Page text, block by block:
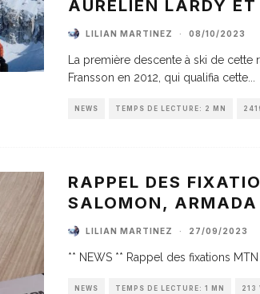
AURÉLIEN LARDY
LILIAN MARTINEZ · 08/10/2023
La première descente à ski de cette
Fransson en 2012, qui qualifia cette...
NEWS TEMPS DE LECTURE: 2 MN
RAPPEL DES
SALOMON,
LILIAN MARTINEZ · 27/09/2023
** NEWS ** Rappel des fixations
NEWS TEMPS DE LECTURE: 1 MN 213